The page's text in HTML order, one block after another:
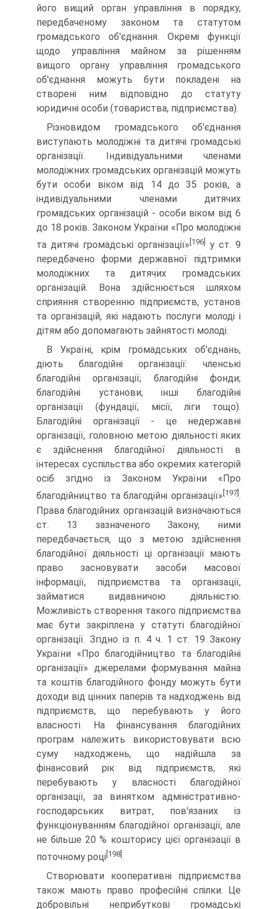
його вищий орган управління в порядку,
передбаченому законом та статутом
громадського об'єднання. Окремі функції
щодо управління майном за рі­шенням
вищого органу управління громадського
об'єднання можуть бути покладені на
створені ним відповідно до стату­ту
юридичні особи (товариства, підприємства).
Різновидом громадського об'єднання
виступають моло­діжні та дитячі громадські
організації. Індивідуальними членами
молодіжних громадських організацій можуть
бути особи віком від 14 до 35 років, а
індивідуальними членами дитячих
громадських організацій - особи віком від 6
до 18 років. Законом України «Про молодіжні
та дитячі громадські організації» [196]
у ст. 9
передбачено форми державної підтрим­ки
молодіжних та дитячих громадських
організацій. Вона здійснюється шляхом
сприяння створенню підприємств, установ
та організацій, які надають послуги молоді і
дітям або допомагають зайнятості молоді.
В Україні, крім громадських об'єднань,
діють благодійні організації: членські
благодійні організації; благодійні фонди;
благодійні установи; інші благодійні
організації (фундації, мі­сії, ліги тощо).
Благодійні організації - це недержавні
організа­ції, головною метою діяльності яких
є здійснення благодійної діяльності в
інтересах суспільства або окремих категорій
осіб згідно із Законом України «Про
благодійництво та благодійні організації» [197] .
Права благодійних організацій визначаються
ст. 13 зазначеного Закону, ними
передбачається, що з метою здійснення
благодійної діяльності ці організації мають
право засновувати засоби масової
інформації, підприємства та ор­ганізації,
займатися видавничою діяльністю.
Можливість створення такого підприємства
має бути закріплена у статуті благодійної
організації. Згідно із п. 4 ч. 1 ст. 19 Закону
Укра­їни «Про благодійництво та благодійні
організації» джерелами формування майна
та коштів благодійного фонду можуть бути
доходи від цінних паперів та надходжень від
підпри­ємств, що перебувають у його
власності. На фінансування благодійних
програм належить використовувати всю
суму надходжень, що надійшла за
фінансовий рік від підпри­ємств, які
перебувають у власності благодійної
організації, за винятком адміністративно-
господарських витрат, пов'язаних із
функціонуванням благодійної організації, але
не більше 20 % кошторису цієї організації в
поточному році[198].
Створювати кооперативні підприємства
також мають право професійні спілки. Це
добровільні неприбуткові гро­мадські